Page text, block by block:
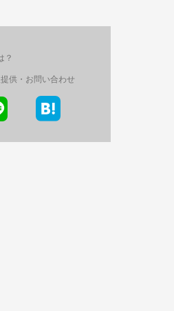
？
供・お問い合わせ